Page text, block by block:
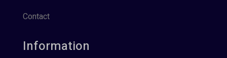
Contact
Information